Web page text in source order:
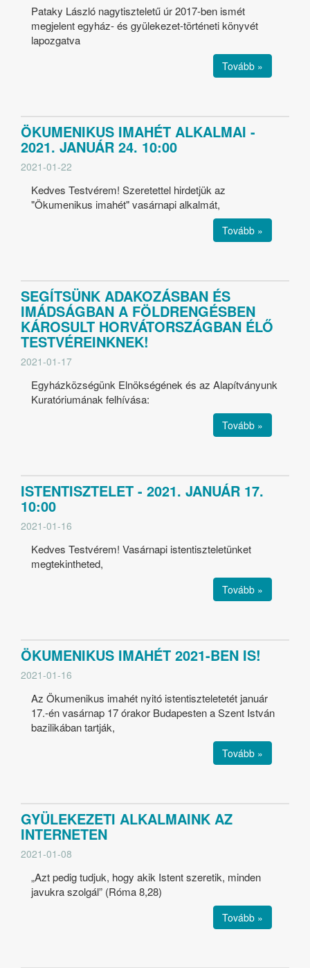
Pataky László nagytiszteletű úr 2017-ben ismét
megjelent egyház- és gyülekezet-történeti könyvét
lapozgatva
Tovább »
ÖKUMENIKUS IMAHÉT ALKALMAI -
2021. JANUÁR 24. 10:00
2021-01-22
Kedves Testvérem! Szeretettel hirdetjük az
"Ökumenikus imahét" vasárnapi alkalmát,
Tovább »
SEGÍTSÜNK ADAKOZÁSBAN ÉS
IMÁDSÁGBAN A FÖLDRENGÉSBEN
KÁROSULT HORVÁTORSZÁGBAN ÉLŐ
TESTVÉREINKNEK!
2021-01-17
Egyházközségünk Elnökségének és az Alapítványunk
Kuratóriumának felhívása:
Tovább »
ISTENTISZTELET - 2021. JANUÁR 17.
10:00
2021-01-16
Kedves Testvérem! Vasárnapi istentiszteletünket
megtekintheted,
Tovább »
ÖKUMENIKUS IMAHÉT 2021-BEN IS!
2021-01-16
Az Ökumenikus imahét nyitó istentiszteletetét január
17.-én vasárnap 17 órakor Budapesten a Szent István
bazilikában tartják,
Tovább »
GYÜLEKEZETI ALKALMAINK AZ
INTERNETEN
2021-01-08
„Azt pedig tudjuk, hogy akik Istent szeretik, minden
javukra szolgál” (Róma 8,28)
Tovább »